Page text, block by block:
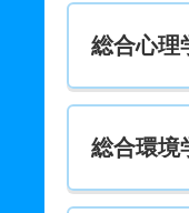
人間・動物行
6人 2.80倍
人間・動物行
2人 2.60倍
総合心理
総合環境